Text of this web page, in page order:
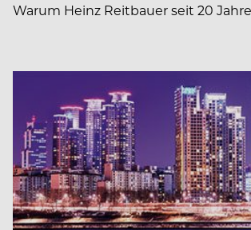
Warum Heinz Reitbauer seit 20